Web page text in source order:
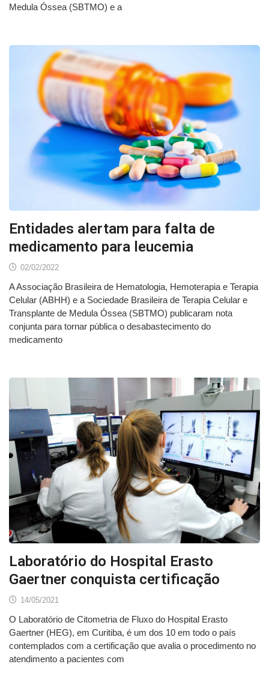
Medula Óssea (SBTMO) e a
Entidades alertam para falta de
medicamento para leucemia
02/02/2022
A Associação Brasileira de Hematologia, Hemoterapia e Terapia
Celular (ABHH) e a Sociedade Brasileira de Terapia Celular e
Transplante de Medula Óssea (SBTMO) publicaram nota
conjunta para tornar pública o desabastecimento do
medicamento
Laboratório do Hospital Erasto
Gaertner conquista certificação
14/05/2021
O Laboratório de Citometria de Fluxo do Hospital Erasto
Gaertner (HEG), em Curitiba, é um dos 10 em todo o país
contemplados com a certificação que avalia o procedimento no
atendimento a pacientes com